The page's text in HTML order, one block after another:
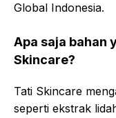
Global Indonesia.
Apa saja bahan
Skincare?
Tati Skincare
seperti ekstrak